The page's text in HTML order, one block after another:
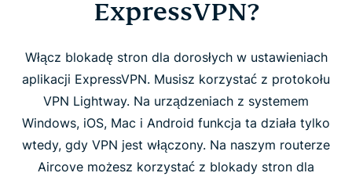
ExpressVPN?
Włącz blokadę stron dla dorosłych w ustawieniach
aplikacji ExpressVPN. Musisz korzystać z protokołu
VPN Lightway. Na urządzeniach z systemem
Windows, iOS, Mac i Android funkcja ta działa tylko
wtedy, gdy VPN jest włączony. Na naszym routerze
Aircove możesz korzystać z blokady stron dla